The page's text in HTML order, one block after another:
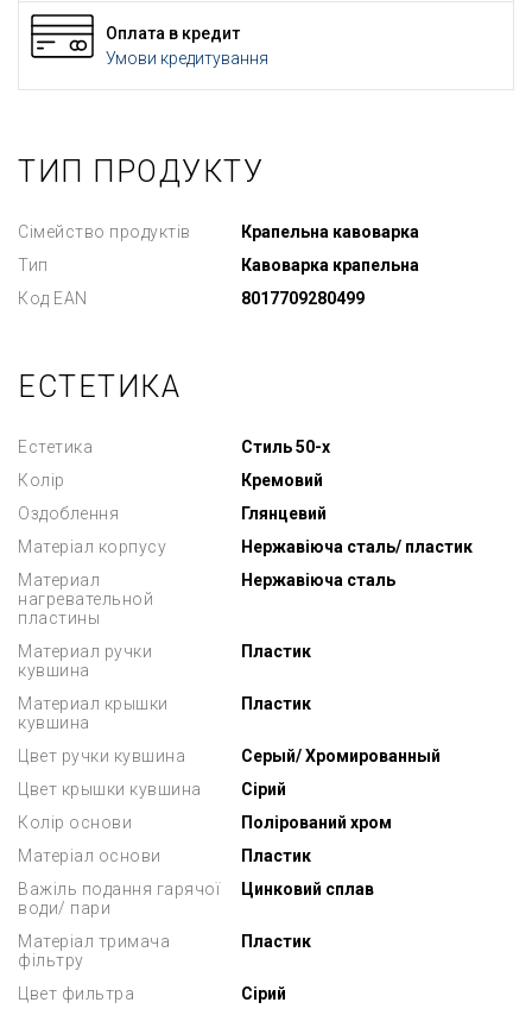
Оплата в кредит
Умови кредитування
ТИП ПРОДУКТУ
Сімейство продуктів
Крапельна кавоварка
Тип
Кавоварка крапельна
Код EAN
8017709280499
ЕСТЕТИКА
Естетика
Стиль 50-х
Колір
Кремовий
Оздоблення
Глянцевий
Матеріал корпусу
Нержавіюча сталь/ пластик
Материал
нагревательной
пластины
Нержавіюча сталь
Материал ручки
кувшина
Пластик
Материал крышки
кувшина
Пластик
Цвет ручки кувшина
Серый/ Хромированный
Цвет крышки кувшина
Сірий
Колір основи
Полірований хром
Матеріал основи
Пластик
Важіль подання гарячої
води/ пари
Цинковий сплав
Матеріал тримача
фільтру
Пластик
Цвет фильтра
Сірий